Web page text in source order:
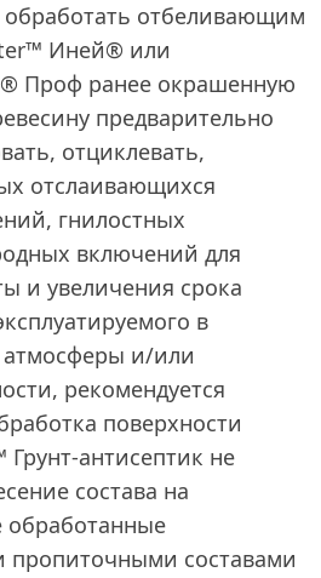
обработать отбеливающим
Иней® или
Проф ранее окрашенную
предварительно
отциклевать,
отслаивающихся
гнилостных
включений для
и увеличения срока
в
атмосферы и/или
рекомендуется
поверхности
Грунт-антисептик не
состава на
обработанные
составами